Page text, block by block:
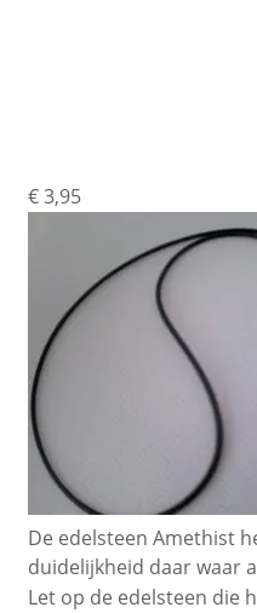
€3,95
De edelsteen Amethist
duidelijkheid daar waar
Let op de edelsteen die